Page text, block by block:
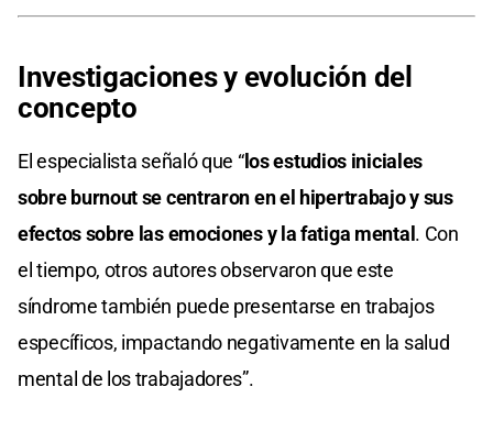
Investigaciones y evolución del
concepto
El especialista señaló que “los estudios iniciales
sobre burnout se centraron en el hipertrabajo y sus
efectos sobre las emociones y la fatiga mental . Con
el tiempo, otros autores observaron que este
síndrome también puede presentarse en trabajos
específicos, impactando negativamente en la salud
mental de los trabajadores”.